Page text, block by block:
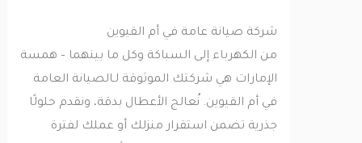
شركة صيانة عامة في أم القيوين
من الكهرباء إلى السباكة وكل ما بينهما – همسة
الإمارات هي شركتك الموثوقة لـالصيانة العامة
في أم القيوين. نُعالج الأعطال بدقة، ونقدم حلولًا
جذرية تضمن استقرار منزلك أو عملك لفترة